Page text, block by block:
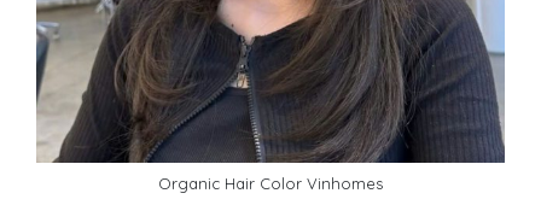
Organic Hair Color Vinhomes